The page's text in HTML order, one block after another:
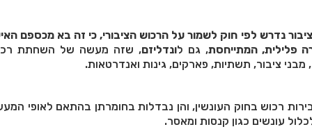
נדרש לפי חוק לשמור על הרכוש הציבורי, כי זה בא מכספם
פלילית, המתייחסת, גם לונדליזם, שזה מעשה של השחתת
מבני ציבור, תשתיות, פארקים, גינות ואנדרטאות.
רכוש בחוק העונשין, והן נבדלות בחומרתן בהתאם לאופי
עונשים כגון קנסות ומאסר.